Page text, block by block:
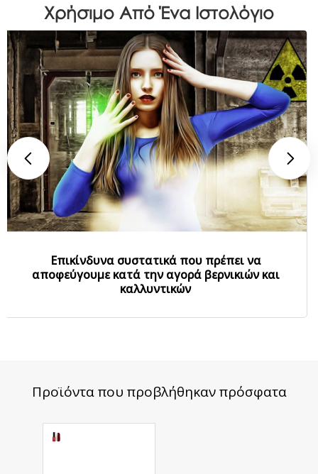
Χρήσιμο Από Ένα Ιστολόγιο
Επικίνδυνα συστατικά που πρέπει να
αποφεύγουμε κατά την αγορά βερνικιών και
καλλυντικών
Προϊόντα που προβλήθηκαν πρόσφατα